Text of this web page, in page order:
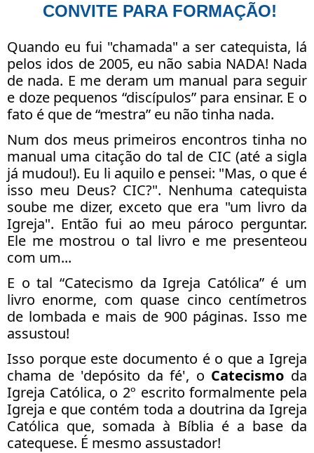
CONVITE PARA FORMAÇÃO!
Quando eu fui "chamada" a ser catequista, lá
pelos idos de 2005, eu não sabia NADA! Nada
de nada. E me deram um manual para seguir
e doze pequenos “discípulos” para ensinar. E o
fato é que de “mestra” eu não tinha nada.
Num dos meus primeiros encontros tinha no
manual uma citação do tal de CIC (até a sigla
já mudou!). Eu li aquilo e pensei: "Mas, o que é
isso meu Deus? CIC?". Nenhuma catequista
soube me dizer, exceto que era "um livro da
Igreja". Então fui ao meu pároco perguntar.
Ele me mostrou o tal livro e me presenteou
com um...
E o tal “Catecismo da Igreja Católica” é um
livro enorme, com quase cinco centímetros
de lombada e mais de 900 páginas. Isso me
assustou!
Isso porque este documento é o que a Igreja
chama de 'depósito da fé', o Catecismo da
Igreja Católica, o 2º escrito formalmente pela
Igreja e que contém toda a doutrina da Igreja
Católica que, somada à Bíblia é a base da
catequese. É mesmo assustador!